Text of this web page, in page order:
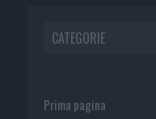
CATEGORIE
Prima pagina